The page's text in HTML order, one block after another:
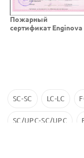
Пожарный
сертификат Enginova
SC-SC LC-LC
SC/UPC-SC/UPC